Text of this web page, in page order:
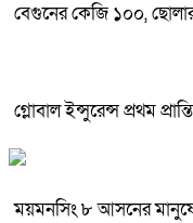
বেগুনের কেজি ১০০,
গ্লোবাল ইন্সুরেন্স প্রথম
ময়মনসিং ৮ আসনের